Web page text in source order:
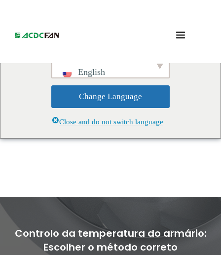
Do you want to change to:
English
Change Language
Close and do not switch language
Controlo da temperatura do armário:
Escolher o método correto